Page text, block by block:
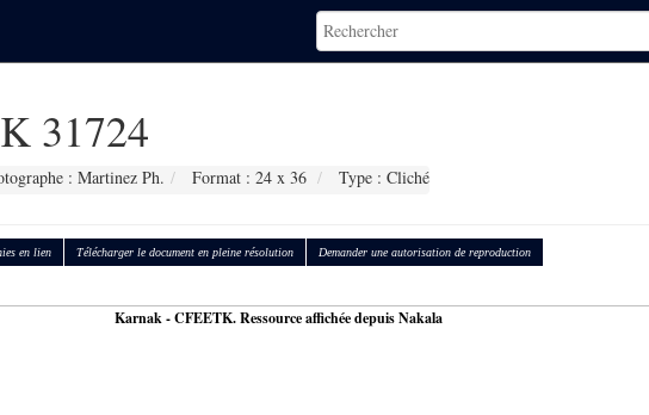
31724
: Martinez Ph. Format : 24 x 36 Type : Cliché
en lien Télécharger le document en pleine résolution Demander une autorisation de reproduction